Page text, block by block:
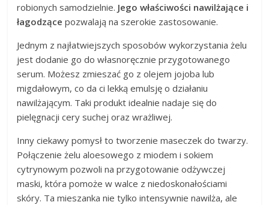
robionych samodzielnie. Jego właściwości nawilżające i
łagodzące pozwalają na szerokie zastosowanie.
Jednym z najłatwiejszych sposobów wykorzystania żelu
jest dodanie go do własnoręcznie przygotowanego
serum. Możesz zmieszać go z olejem jojoba lub
migdałowym, co da ci lekką emulsję o działaniu
nawilżającym. Taki produkt idealnie nadaje się do
pielęgnacji cery suchej oraz wrażliwej.
Inny ciekawy pomysł to tworzenie maseczek do twarzy.
Połączenie żelu aloesowego z miodem i sokiem
cytrynowym pozwoli na przygotowanie odżywczej
maski, która pomoże w walce z niedoskonałościami
skóry. Ta mieszanka nie tylko intensywnie nawilża, ale